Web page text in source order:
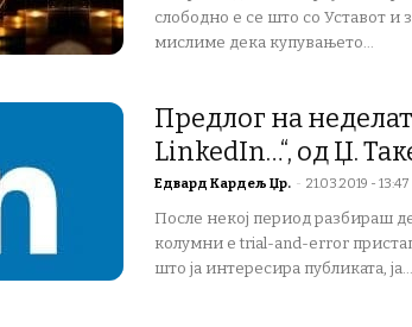
слободно е се што со Уставот и
мислиме дека купувањето...
Предлог на
LinkedIn…“, од Џ.
Едвард Кардељ Џр. - 21.03.2019 - 13:47
После некој период разбираш
колумни е trial-and-error
што ја интересира публиката, ја...